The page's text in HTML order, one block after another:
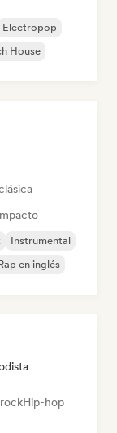
Electropop
House
Instrumental
en inglés
Hip-hop